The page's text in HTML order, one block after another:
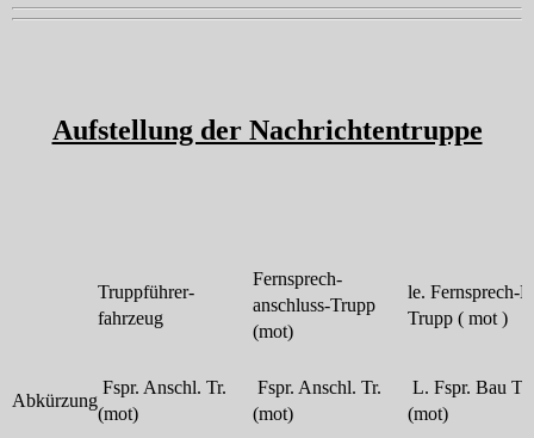
Aufstellung der Nachrichtentruppe
Truppführer-
fahrzeug
Fernsprech-
anschluss-Trupp
(mot)
le. Fernsprech-
Trupp ( mot )
Abkürzung
Fspr. Anschl. Tr.
(mot)
Fspr. Anschl. Tr.
(mot)
L. Fspr. Bau Tr.
(mot)